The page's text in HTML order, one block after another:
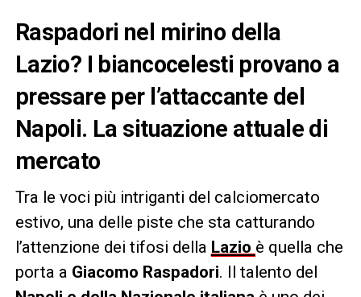
Raspadori nel mirino della
Lazio? I biancocelesti provano a
pressare per l’attaccante del
Napoli. La situazione attuale di
mercato
Tra le voci più intriganti del calciomercato
estivo, una delle piste che sta catturando
l’attenzione dei tifosi della Lazio è quella che
porta a Giacomo Raspadori. Il talento del